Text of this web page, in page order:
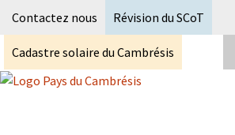
Contactez nous Révision du SCoT
Cadastre solaire du Cambrésis